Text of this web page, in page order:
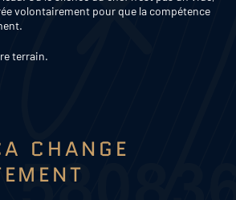
volontairement pour que la compétence
terrain.
CHANGE